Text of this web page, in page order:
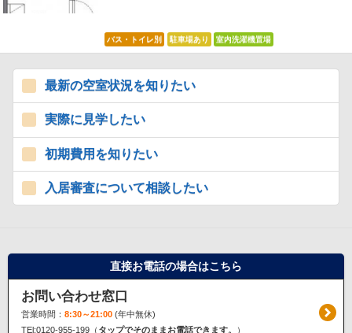
バス・トイレ別 駐車場あり 室内洗濯機置場
最新の空室状況を知りたい
実際に見学したい
初期費用を知りたい
入居審査について相談したい
直接お電話の場合はこちら
お問い合わせ窓口
営業時間： 8:30～21:00(年中無休)
TEl:0120-955-199（ タップでそのままお電話できます。 ）